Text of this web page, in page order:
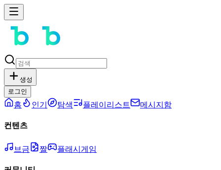
생성
로그인
홈 인기 탐색 플레이리스트 메시지함
컨텐츠
브금 짤 플래시게임